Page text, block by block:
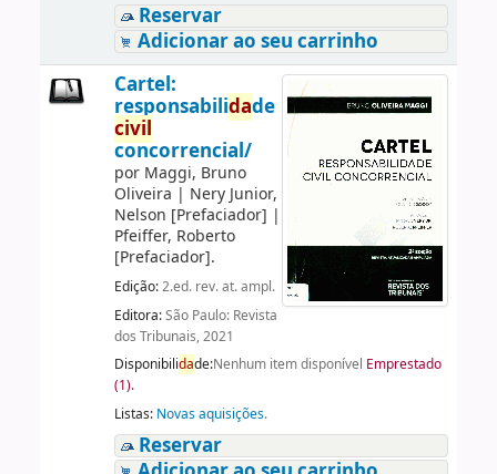
Reservar
Adicionar ao seu carrinho
Cartel:
responsabilidade
civil
concorrencial/
por Maggi, Bruno
Oliveira | Nery Junior,
Nelson [Prefaciador] |
Pfeiffer, Roberto
[Prefaciador].
Edição:2.ed. rev. at. ampl.
Editora:São Paulo: Revista
dos Tribunais, 2021
Disponibilidade:Nenhum item disponível Emprestado
(1).
Listas: Novas aquisições.
Reservar